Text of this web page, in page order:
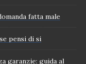
fatta male
pensi di si
garanzie: guida al